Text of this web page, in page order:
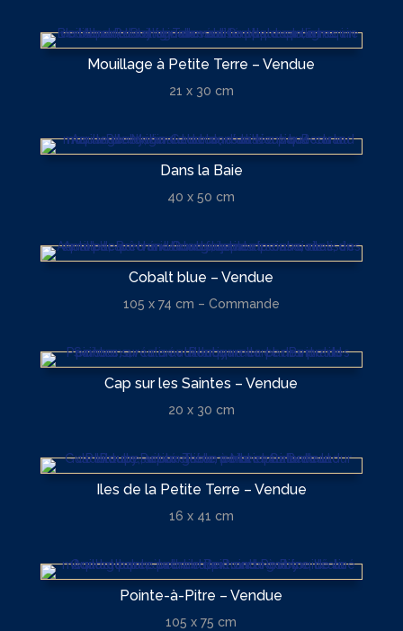
Mouillage à Petite Terre – Vendue
21 x 30 cm
Dans la Baie
40 x 50 cm
Cobalt blue – Vendue
105 x 74 cm – Commande
Cap sur les Saintes – Vendue
20 x 30 cm
Iles de la Petite Terre – Vendue
16 x 41 cm
Pointe-à-Pitre – Vendue
105 x 75 cm